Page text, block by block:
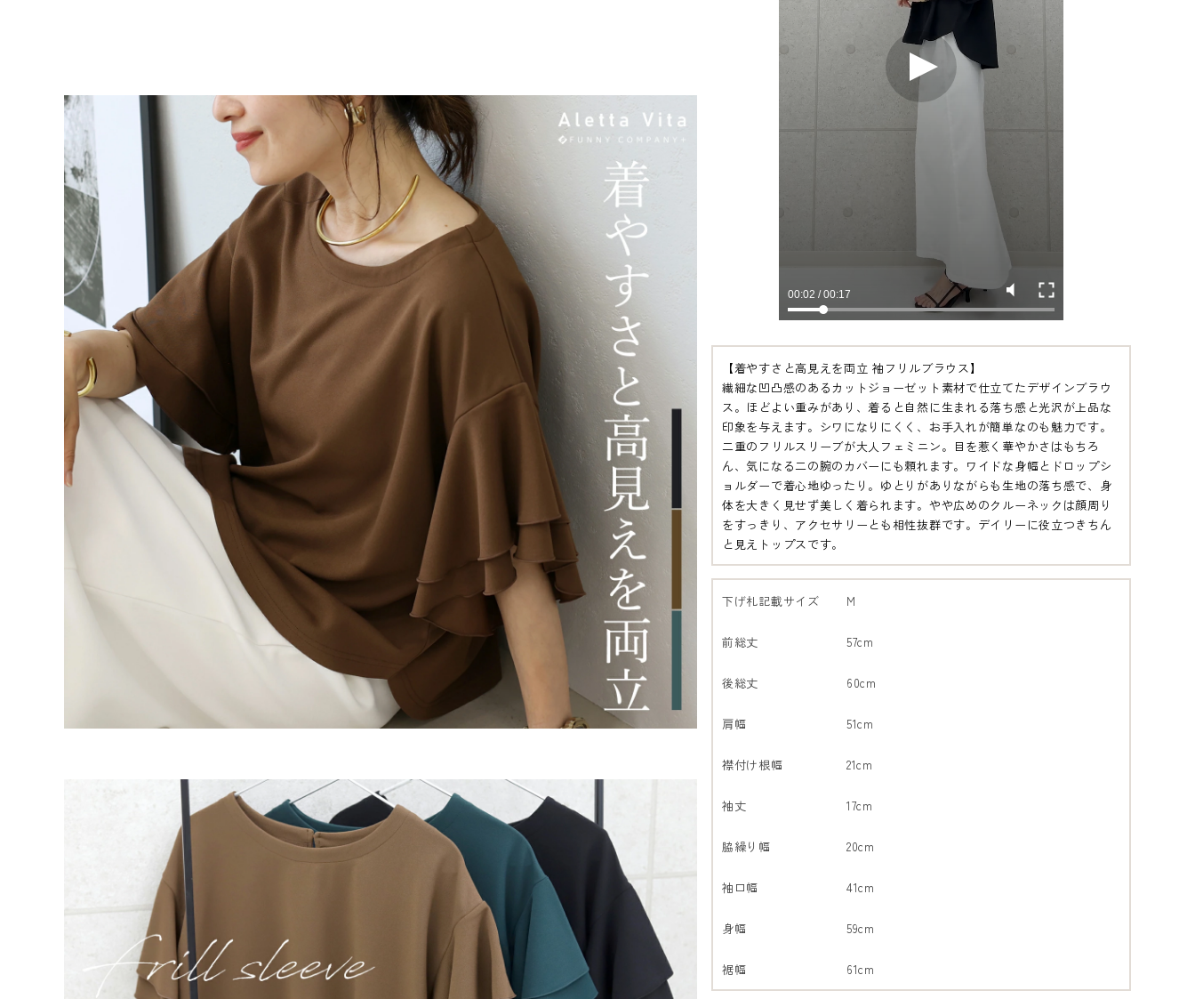
【着やすさと高見えを両立 袖フリルブラウス】
繊細な凹凸感のあるカットジョーゼット素材で仕立てたデザインブラウ
ス。ほどよい重みがあり、着ると自然に生まれる落ち感と光沢が上品な
印象を与えます。シワになりにくく、お手入れが簡単なのも魅力です。
二重のフリルスリーブが大人フェミニン。目を惹く華やかさはもちろ
ん、気になる二の腕のカバーにも頼れます。ワイドな身幅とドロップシ
ョルダーで着心地ゆったり。ゆとりがありながらも生地の落ち感で、身
体を大きく見せず美しく着られます。やや広めのクルーネックは顔周り
をすっきり、アクセサリーとも相性抜群です。デイリーに役立つきちん
と見えトップスです。
下げ札記載サイズ M
前総丈 57cm
後総丈 60cm
肩幅 51cm
襟付け根幅 21cm
袖丈 17cm
脇繰り幅 20cm
袖口幅 41cm
身幅 59cm
裾幅 61cm